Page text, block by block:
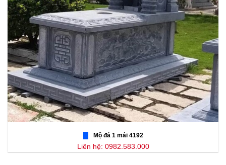
Mộ đá 1 mái 4192
Liên hệ: 0982.583.000